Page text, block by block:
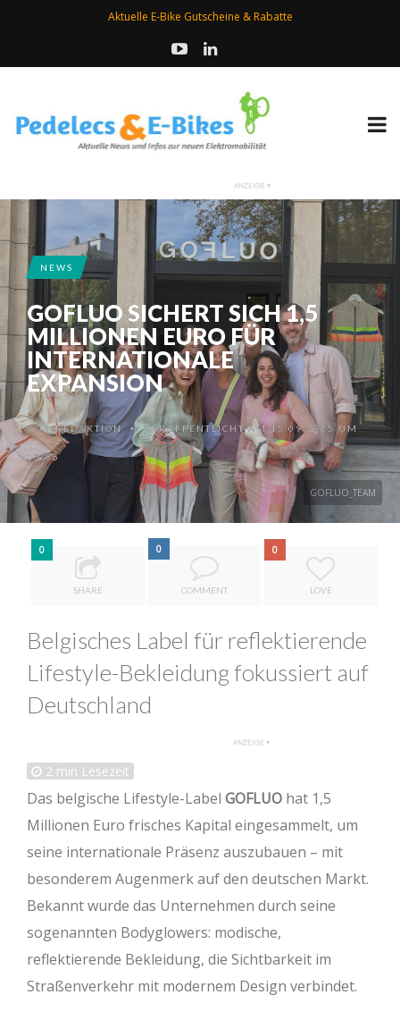
Aktuelle E-Bike Gutscheine & Rabatte
GOFLUO_TEAM
NEWS
GOFLUO SICHERT SICH 1,5
MILLIONEN EURO FÜR
INTERNATIONALE
EXPANSION
VONREDAKTION •VERÖFFENTLICHT AM 15.09.2025 UM
10:06
0
SHARE
0
COMMENT
0
LOVE
Belgisches Label für reflektierende
Lifestyle-Bekleidung fokussiert auf
Deutschland
2 min Lesezeit
Das belgische Lifestyle-Label GOFLUO hat 1,5
Millionen Euro frisches Kapital eingesammelt, um
seine internationale Präsenz auszubauen – mit
besonderem Augenmerk auf den deutschen Markt.
Bekannt wurde das Unternehmen durch seine
sogenannten Bodyglowers: modische,
reflektierende Bekleidung, die Sichtbarkeit im
Straßenverkehr mit modernem Design verbindet.